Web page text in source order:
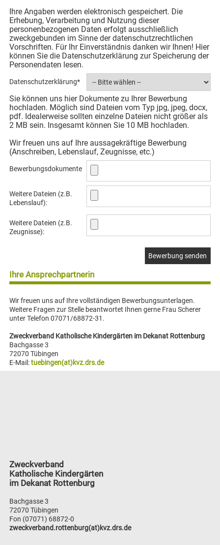
Ihre Angaben werden elektronisch gespeichert. Die
Erhebung, Verarbeitung und Nutzung dieser
personenbezogenen Daten erfolgt ausschließlich
zweckgebunden im Sinne der datenschutzrechtlichen
Vorschriften. Für Ihr Einverständnis danken wir Ihnen! Hier
können Sie die Datenschutzerklärung zur Speicherung der
Personendaten lesen.
Datenschutzerklärung*
Sie können uns hier Dokumente zu Ihrer Bewerbung
hochladen. Möglich sind Dateien vom Typ jpg, jpeg, docx,
pdf. Idealerweise sollten einzelne Dateien nicht größer als
2 MB sein. Insgesamt können Sie 10 MB hochladen.
Wir freuen uns auf Ihre aussagekräftige Bewerbung
(Anschreiben, Lebenslauf, Zeugnisse, etc.)
Bewerbungsdokumente
Weitere Dateien (z.B.
Lebenslauf):
Weitere Dateien (z.B.
Zeugnisse):
Ihre Ansprechpartnerin
Wir freuen uns auf Ihre vollständigen Bewerbungsunterlagen.
Weitere Fragen zur Stelle beantwortet Ihnen gerne Frau Scherer
unter Telefon 07071/68872-31.
Zweckverband Katholische Kindergärten im Dekanat Rottenburg
Bachgasse 3
72070 Tübingen
E-Mail:tuebingen(at)kvz.drs.de
Zweckverband
Katholische Kindergärten
im Dekanat Rottenburg
Bachgasse 3
72070 Tübingen
Fon (07071) 68872-0
zweckverband.rottenburg(at)kvz.drs.de